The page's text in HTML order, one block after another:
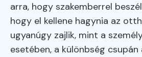
arra, hogy szakemberrel
hogy el kellene hagynia az
ugyanúgy zajlik, mint a
esetében, a különbség csupán